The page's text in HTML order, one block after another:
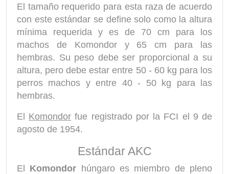
El tamaño requerido para esta raza de acuerdo
con este estándar se define solo como la altura
mínima requerida y es de 70 cm para los
machos de Komondor y 65 cm para las
hembras. Su peso debe ser proporcional a su
altura, pero debe estar entre 50 - 60 kg para los
perros machos y entre 40 - 50 kg para las
hembras.
El Komondor fue registrado por la FCI el 9 de
agosto de 1954.
Estándar AKC
El Komondor húngaro es miembro de pleno